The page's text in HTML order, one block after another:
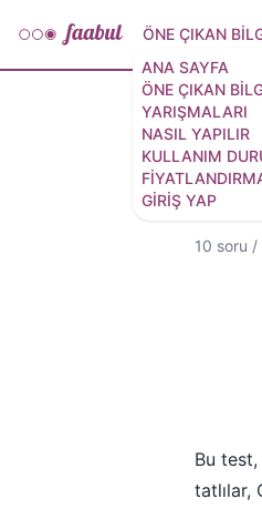
ANA SAYFA
ÖNE ÇIKAN
YARIŞMALARI
NASIL YAPILIR
KULLANIM
GIRIŞ YAP
ÖNE ÇIKAN
Öne
10 soru /
Bu
tatlılar,